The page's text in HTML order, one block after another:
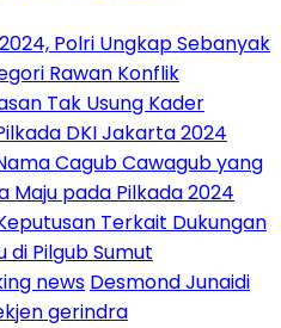
Polri Ungkap Sebanyak
Rawan Konflik
Tak Usung Kader
DKI Jakarta 2024
Cagub Cawagub yang
Maju pada Pilkada 2024
Terkait Dukungan
di Pilgub Sumut
news Desmond Junaidi
gerindra